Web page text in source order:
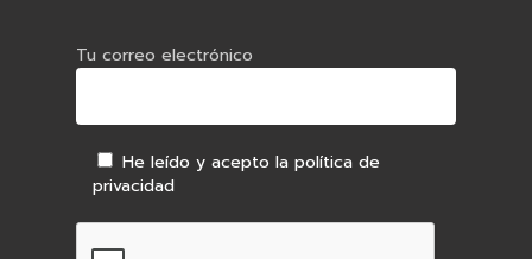
Tu correo electrónico
He leído y acepto la política de
privacidad